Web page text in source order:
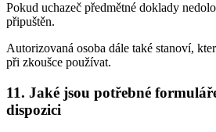
Pokud uchazeč předmětné doklady
připuštěn.
Autorizovaná osoba dále také stanoví,
při zkoušce používat.
11. Jaké jsou potřebné
dispozici